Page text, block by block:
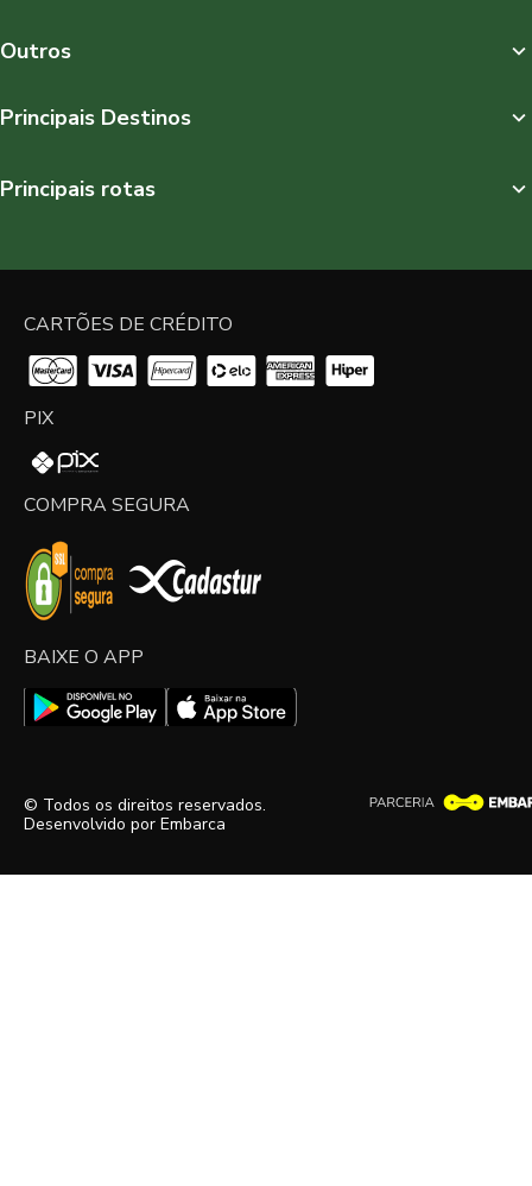
Outros
Principais Destinos
Principais rotas
CARTÕES DE CRÉDITO
PIX
COMPRA SEGURA
BAIXE O APP
© Todos os direitos reservados.
Desenvolvido por Embarca